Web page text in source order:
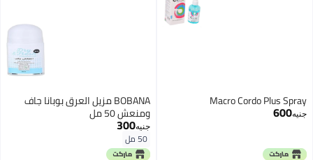
Macro Cordo Plus Spray
جنيه600
BOBANA مزيل العرق بوبانا جاف
ومنعش 50 مل
جنيه300
50 مل